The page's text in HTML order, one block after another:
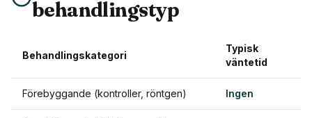
behandlingstyp
Behandlingskategori
Typisk
väntetid
Förebyggande (kontroller, röntgen) Ingen